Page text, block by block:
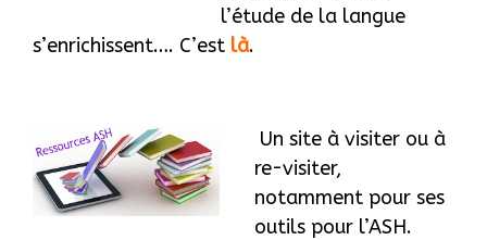
l’étude de la langue
s’enrichissent…. C’est là.
Un site à visiter ou à
re-visiter,
notamment pour ses
outils pour l’ASH.